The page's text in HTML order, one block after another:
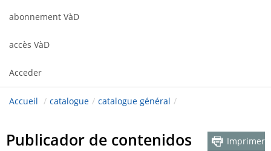
abonnement VàD
accès VàD
Acceder
Accueil / catalogue / catalogue général /
Publicador de contenidos Imprimer